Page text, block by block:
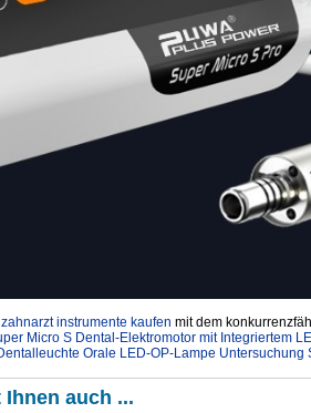
zahnarzt instrumente kaufen mit dem
Micro S Dental-Elektromotor mit Integriertem
Orale LED-OP-Lampe Untersuchung
auch ...